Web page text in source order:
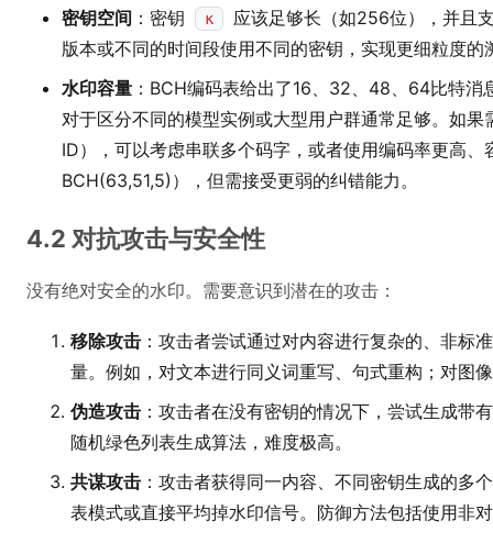
密钥空间 ：密钥 κ
应该足够长（如256位），并且
版本或不同的时间段使用不同的密钥，实现更细粒度的
水印容量 ：BCH编码表给出了16、32、48、64比特
对于区分不同的模型实例或大型用户群通常足够。如
ID），可以考虑串联多个码字，或者使用编码率更高
BCH(63,51,5)），但需接受更弱的纠错能力。
4.2 对抗攻击与安全性
没有绝对安全的水印。需要意识到潜在的攻击：
移除攻击 ：攻击者尝试通过对内容进行复杂的、非标
量。例如，对文本进行同义词重写、句式重构；对图
伪造攻击 ：攻击者在没有密钥的情况下，尝试生成带
随机绿色列表生成算法，难度极高。
共谋攻击 ：攻击者获得同一内容、不同密钥生成的多
表模式或直接平均掉水印信号。防御方法包括使用非